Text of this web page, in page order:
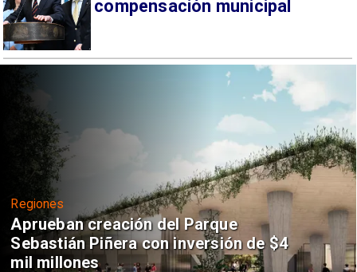
compensación municipal
Regiones
Aprueban creación del Parque
Sebastián Piñera con inversión de $4
mil millones